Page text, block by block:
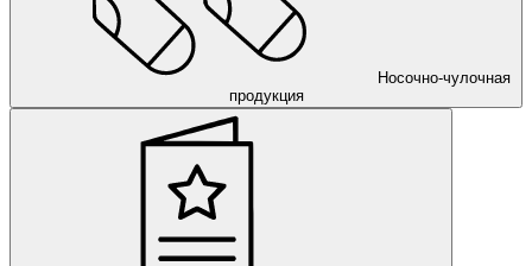
Носочно-чулочная
продукция